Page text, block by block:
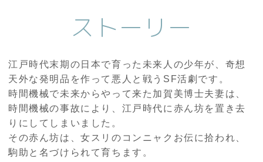
ストーリー
江戸時代末期の日本で育った未来人の少年が、奇想
天外な発明品を作って悪人と戦うSF活劇です。
時間機械で未来からやって来た加賀美博士夫妻は、
時間機械の事故により、江戸時代に赤ん坊を置き去
りにしてしまいました。
その赤ん坊は、女スリのコンニャクお伝に拾われ、
駒助と名づけられて育ちます。